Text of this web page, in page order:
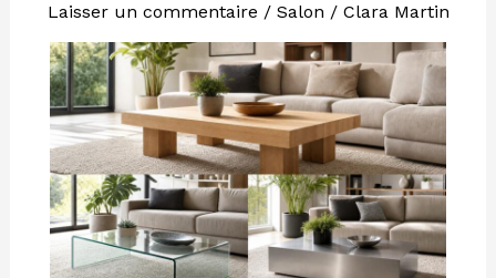
Laisser un commentaire / Salon / Clara Martin
comment
choisir
sans
faute
goût